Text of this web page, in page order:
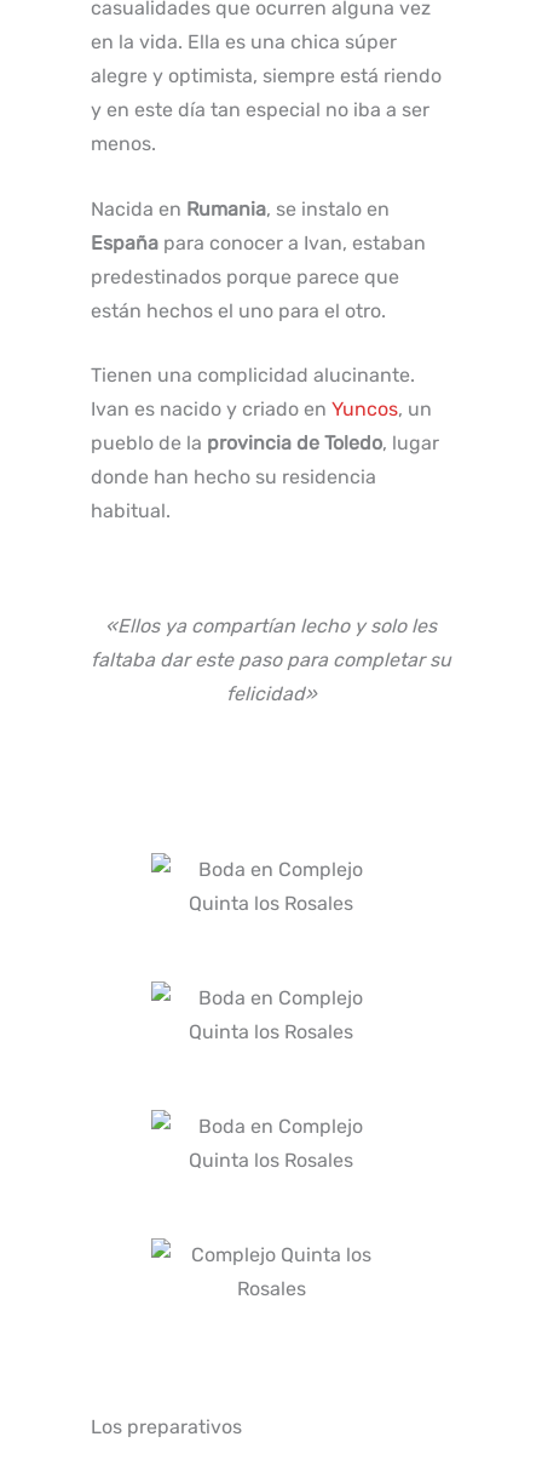
casualidades que ocurren alguna vez
en la vida. Ella es una chica súper
alegre y optimista, siempre está riendo
y en este día tan especial no iba a ser
menos.
Nacida en Rumania, se instalo en
España para conocer a Ivan, estaban
predestinados porque parece que
están hechos el uno para el otro.
Tienen una complicidad alucinante.
Ivan es nacido y criado en Yuncos, un
pueblo de la provincia de Toledo, lugar
donde han hecho su residencia
habitual.
«Ellos ya compartían lecho y solo les
faltaba dar este paso para completar su
felicidad»
Los preparativos